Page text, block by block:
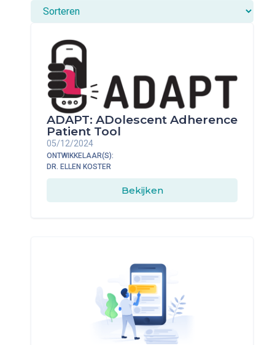
ADAPT: ADolescent Adherence
Patient Tool
05/12/2024
ONTWIKKELAAR(S):
DR. ELLEN KOSTER
Bekijken